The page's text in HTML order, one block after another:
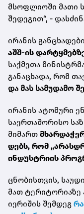
მსოფლიოში მათი
შედეგით“, -
ირანის
აშშ-ის
საქმეთა
განაცხადა, რომ
და მას სამუდამო
ირანის ატომური
საერთაშორისო
მიმართ
დებს, რომ
ინდუსტრიის
ცნობისთვის,
მათ ტერიტორიაზე
იერიშის შემდეგ